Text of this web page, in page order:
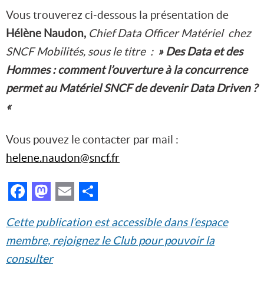
Vous trouverez ci-dessous la présentation de
Hélène Naudon, Chief Data Officer Matériel chez
SNCF Mobilités, sous le titre : » Des Data et des
Hommes : comment l’ouverture à la concurrence
permet au Matériel SNCF de devenir Data Driven ?
«
Vous pouvez le contacter par mail :
helene.naudon@sncf.fr
Facebook
Mastodon
Email
Cette publication est accessible dans l’espace
membre, rejoignez le Club pour pouvoir la
consulter